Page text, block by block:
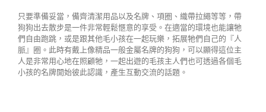
只要準備妥當，備齊清潔用品以及名牌、項圈、織帶拉繩等等，帶
狗狗出去散步是一件非常輕鬆愜意的享受。在適當的環境也能讓牠
們自由跑跳，或是跟其他毛小孩在一起玩樂，拓展牠們自己的『人
脈』圈。此時有戴上像精品一般金屬名牌的狗狗，可以顯得這位主
人是非常用心地在照顧牠，一起出遊的毛孩主人們也可透過各個毛
小孩的名牌開始彼此認識，產生互動交流的話題。